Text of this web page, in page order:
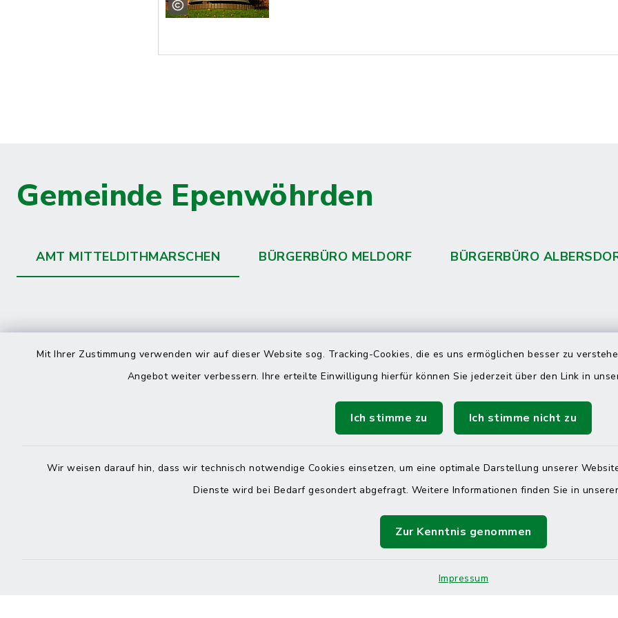
Mit Ihrer Zustimmung verwenden wir auf dieser Website sog. Tracking-Cookies, die es uns ermöglichen besser zu
Angebot weiter verbessern. Ihre erteilte Einwilligung hierfür können Sie jederzeit über den Link in
Ich stimme zu Ich stimme nicht zu
Wir weisen darauf hin, dass wir technisch notwendige Cookies einsetzen, um eine optimale Darstellung unserer
Dienste wird bei Bedarf gesondert abgefragt. Weitere Informationen finden Sie in
Zur Kenntnis genommen
Impressum
Gemeinde Epenwöhrden
AMT MITTELDITHMARSCHEN BÜRGERBÜRO MELDORF BÜRGERBÜRO
Kontakt
04832 6065-215
direkte telefonische Erreichbarkeit per
Durchwahl
Montag - Donnerstag
08:00 Uhr – 12:00 Uhr
14:00 Uhr – 16:00 Uhr
Online-Terminvereinbarung
Haben Sie ein dringendes Anliegen, finden aber online
keinen zeitnahen Termin? Rufen Sie uns gerne unter der